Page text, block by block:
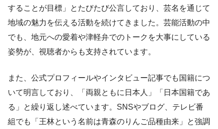
することが目標」とたびたび公言しており、芸名を通じて
地域の魅力を伝える活動を続けてきました。芸能活動の中
でも、地元への愛着や津軽弁でのトークを大事にしている
姿勢が、視聴者からも支持されています。
また、公式プロフィールやインタビュー記事でも国籍につ
いて明言しており、「両親ともに日本人」「日本国籍であ
る」と繰り返し述べています。SNSやブログ、テレビ番
組でも「王林という名前は青森のりんご品種由来」と強調